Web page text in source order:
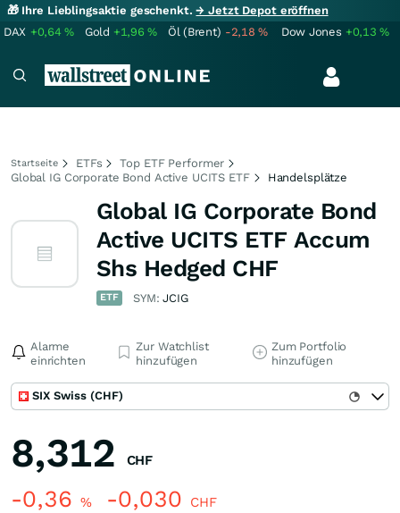
🎁 Ihre Lieblingsaktie geschenkt.→ Jetzt Depot eröffnen
DAX +0,64% Gold +1,96% Öl (Brent) -2,18% Dow Jones +0,13%
Startseite ETFs
Top ETF Performer
Global IG Corporate Bond Active UCITS ETF
Handelsplätze
Global IG Corporate Bond
Active UCITS ETF Accum
Shs Hedged CHF
ETF SYM:JCIG
Alarme
einrichten
Zur Watchlist
hinzufügen
Zum Portfolio
hinzufügen
SIX Swiss (CHF)
8,312 CHF
-0,36 % -0,030 CHF